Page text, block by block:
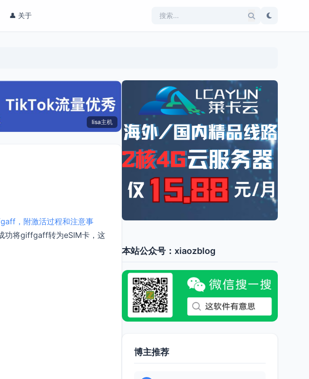
👤 关于
lisa主机
，附激活过程和注意事
功将giffgaff转为eSIM卡，这
本站公众号：xiaozblog
博主推荐